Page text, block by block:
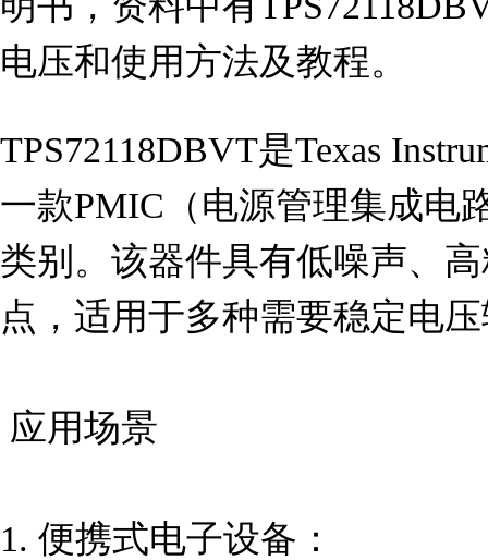
电压和使用方法及教程。
TPS72118DBVT是Texas
一款PMIC（电源管理集成电
类别。该器件具有低噪声、
点，适用于多种需要稳定电
1. 便携式电子设备：